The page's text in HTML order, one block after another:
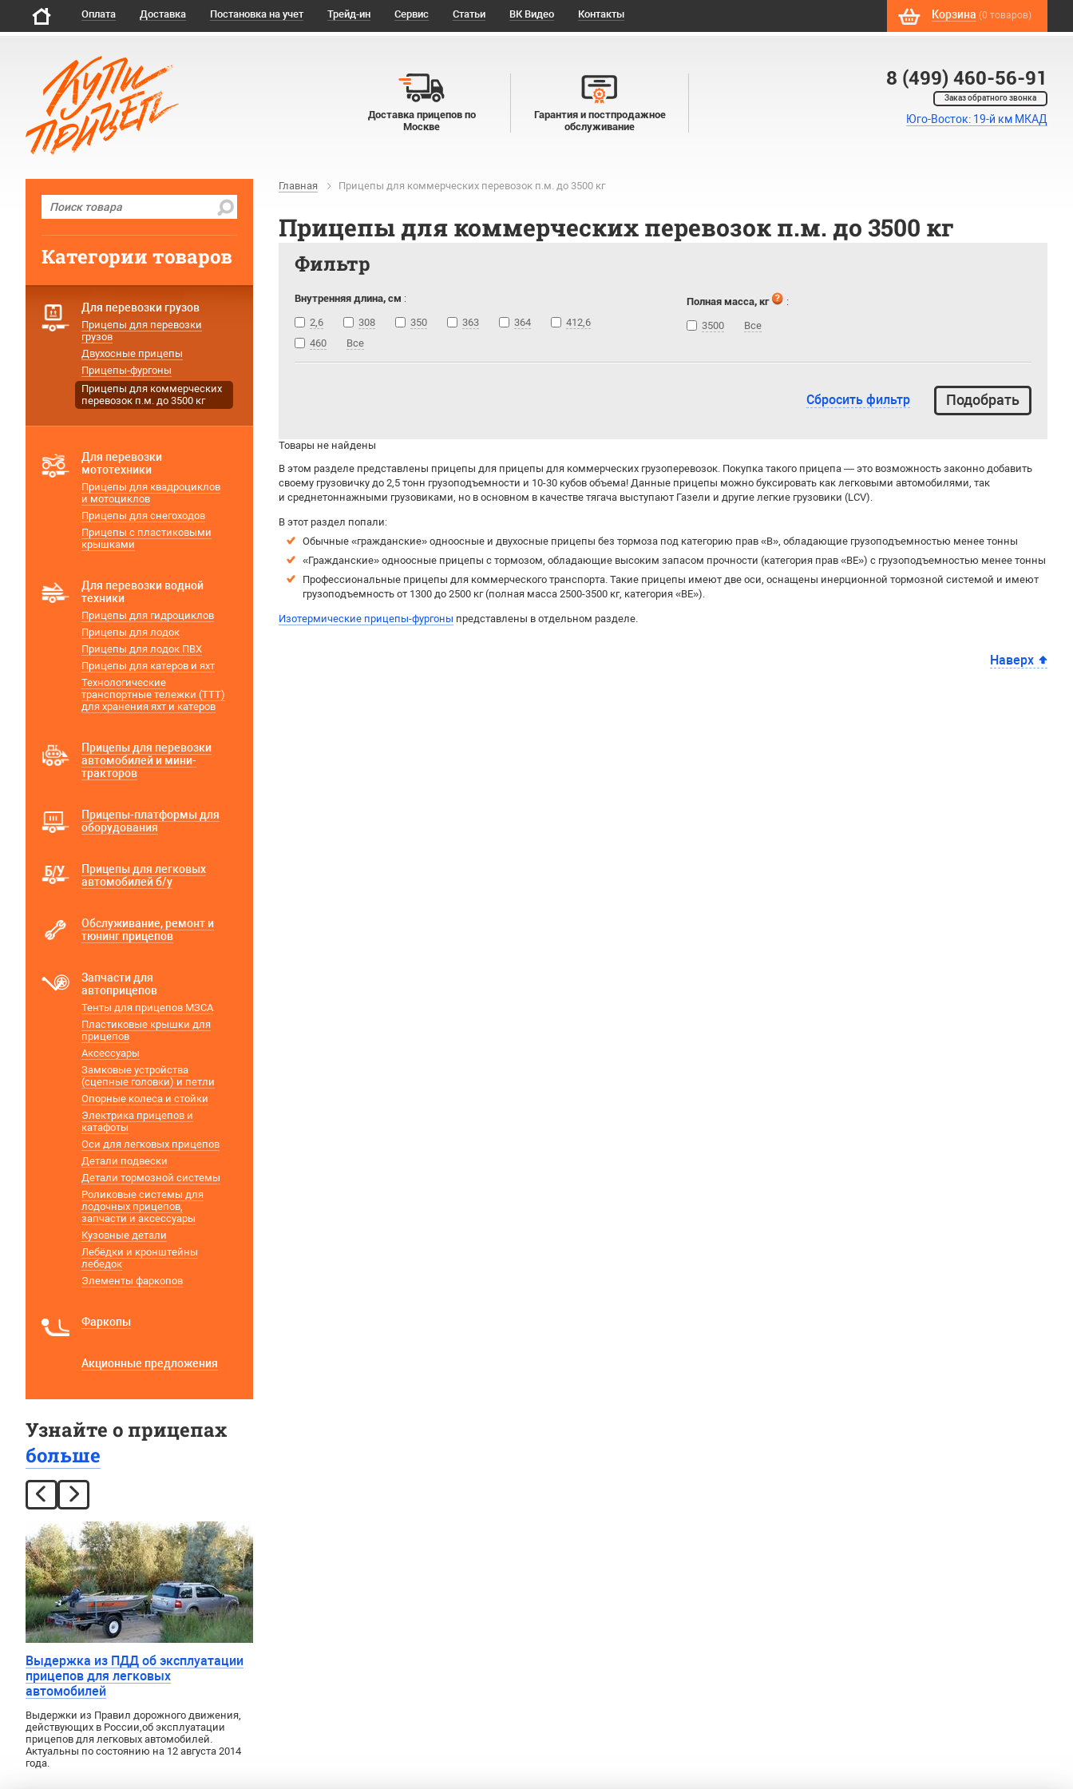
Оплата Доставка Постановка на учет Трейд-ин Сервис Статьи ВК Видео Контакты Корзина (0 товаров)
8 (499) 460-56-91
Заказ обратного звонка
Юго-Восток: 19-й км МКАД
Доставка прицепов по
Москве
Гарантия и постпродажное
обслуживание
Главная Прицепы для коммерческих перевозок п.м. до 3500 кг
Прицепы для коммерческих перевозок п.м. до 3500 кг
Фильтр
Внутренняя длина, см :
2,6
308 350 363 364
412,6
460
Все
Полная масса, кг
:
3500
Все
Сбросить фильтр
Товары не найдены
В этом разделе представлены прицепы для прицепы для коммерческих грузоперевозок. Покупка такого прицепа — это возможность законно добавить
своему грузовичку до 2,5 тонн грузоподъемности и 10-30 кубов объема! Данные прицепы можно буксировать как легковыми автомобилями, так
и среднетоннажными грузовиками, но в основном в качестве тягача выступают Газели и другие легкие грузовики (LCV).
В этот раздел попали:
Обычные «гражданские» одноосные и двухосные прицепы без тормоза под категорию прав «B», обладающие грузоподъемностью менее тонны
«Гражданские» одноосные прицепы с тормозом, обладающие высоким запасом прочности (категория прав «BE») с грузоподъемностью менее тонны
Профессиональные прицепы для коммерческого транспорта. Такие прицепы имеют две оси, оснащены инерционной тормозной системой и имеют
грузоподъемность от 1300 до 2500 кг (полная масса 2500-3500 кг, категория «BE»).
Изотермические прицепы-фургоны представлены в отдельном разделе.
Наверх
Категории товаров
Для перевозки грузов
Прицепы для перевозки
грузов
Двухосные прицепы
Прицепы-фургоны
Прицепы для коммерческих
перевозок п.м. до 3500 кг
Для перевозки
мототехники
Прицепы для квадроциклов
и мотоциклов
Прицепы для снегоходов
Прицепы с пластиковыми
крышками
Для перевозки водной
техники
Прицепы для гидроциклов
Прицепы для лодок
Прицепы для лодок ПВХ
Прицепы для катеров и яхт
Технологические
транспортные тележки (ТТТ)
для хранения яхт и катеров
Прицепы для перевозки
автомобилей и мини-
тракторов
Прицепы-платформы для
оборудования
Прицепы для легковых
автомобилей б/у
Обслуживание, ремонт и
тюнинг прицепов
Запчасти для
автоприцепов
Тенты для прицепов МЗСА
Пластиковые крышки для
прицепов
Аксессуары
Замковые устройства
(сцепные головки) и петли
Опорные колеса и стойки
Электрика прицепов и
катафоты
Оси для легковых прицепов
Детали подвески
Детали тормозной системы
Роликовые системы для
лодочных прицепов,
запчасти и аксессуары
Кузовные детали
Лебёдки и кронштейны
лебедок
Элементы фаркопов
Фаркопы
Акционные предложения
Узнайте о прицепах
больше
Выдержка из ПДД об эксплуатации
прицепов для легковых
автомобилей
Выдержки из Правил дорожного движения,
действующих в России,об эксплуатации
прицепов для легковых автомобилей.
Актуальны по состоянию на 12 августа 2014
года.